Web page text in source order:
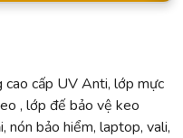
cấp UV Anti, lớp mực
, lớp đế bảo vệ keo
nón bảo hiểm, laptop, vali,